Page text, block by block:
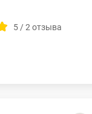
5 / 2 отзыва